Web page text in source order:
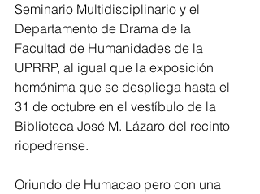
Seminario Multidisciplinario y el
Departamento de Drama de la
Facultad de Humanidades de la
UPRRP, al igual que la exposición
homónima que se despliega hasta el
31 de octubre en el vestíbulo de la
Biblioteca José M. Lázaro del recinto
riopedrense.
Oriundo de Humacao pero con una